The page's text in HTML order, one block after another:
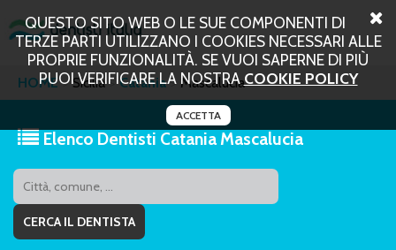
QUESTO SITO WEB O LE SUE COMPONENTI DI
TERZE PARTI UTILIZZANO I COOKIES NECESSARI ALLE
PROPRIE FUNZIONALITÀ. SE VUOI SAPERNE DI PIÙ
PUOI VERIFICARE LA NOSTRACOOKIE POLICY
ACCETTA
HOME Sicilia Catania Mascalucia
Elenco Dentisti Catania Mascalucia